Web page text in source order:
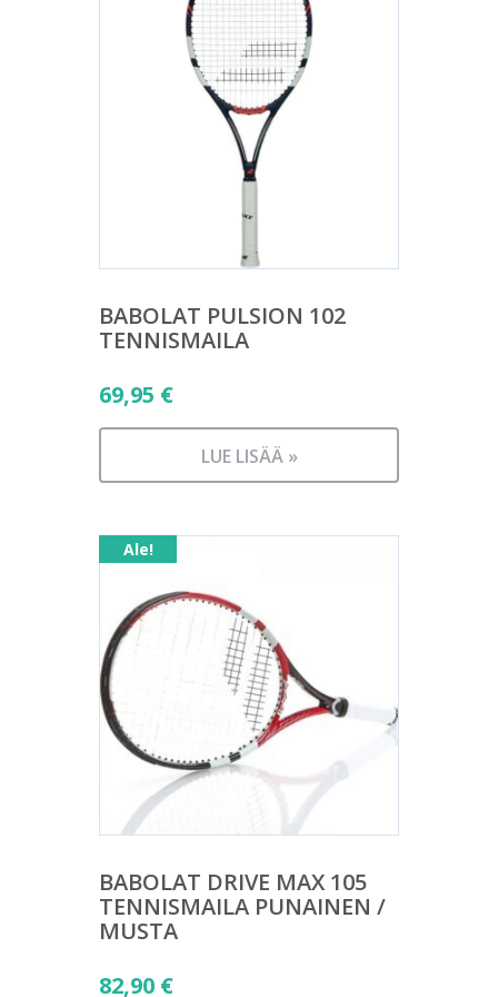
BABOLAT PULSION 102
TENNISMAILA
69,95 €
LUE LISÄÄ »
Ale!
BABOLAT DRIVE MAX 105
TENNISMAILA PUNAINEN /
MUSTA
Alkuperäinen
82,90 €